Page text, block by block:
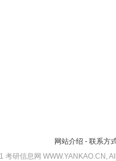
网站介绍 - 联系方
考研信息网 WWW.YANKAO.CN,